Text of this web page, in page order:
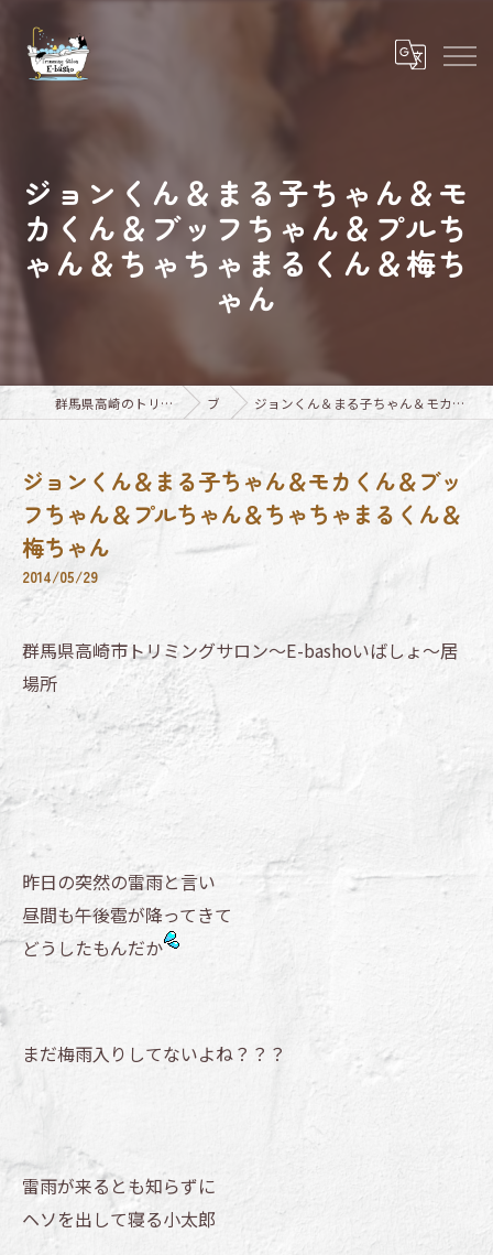
ジョンくん＆まる子ちゃん＆モ
カくん＆ブッフちゃん＆プルち
ゃん＆ちゃちゃまるくん＆梅ち
ゃん
群馬県高崎のトリミングならTrimming Salon E-basho ブログ ジョンくん＆まる子ちゃん＆モカくん＆ブッフちゃん＆プルちゃん＆ちゃちゃまるくん＆梅ちゃん
ジョンくん＆まる子ちゃん＆モカくん＆ブッ
フちゃん＆プルちゃん＆ちゃちゃまるくん＆
梅ちゃん
2014/05/29
群馬県高崎市トリミングサロン～E-bashoいばしょ～居
場所
昨日の突然の雷雨と言い
昼間も午後雹が降ってきて
どうしたもんだか
まだ梅雨入りしてないよね？？？
雷雨が来るとも知らずに
ヘソを出して寝る小太郎